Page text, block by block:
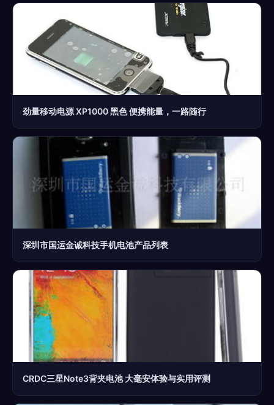
劲量移动电源 XP1000 黑色 便携能量，一路随行
深圳市国运金诚科技手机电池产品列表
CRDC三星Note3背夹电池 大毫安体验与实用评测